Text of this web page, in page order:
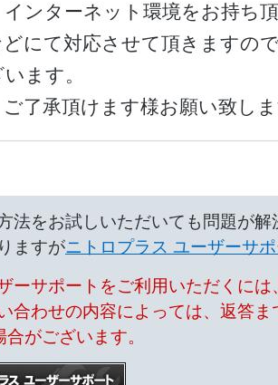
インターネット環境をお持ち
にて対応させて頂きますの
ます。
了承頂けます様お願い致し
法をお試しいただいても問題が解
ますがニトロプラス ユーザーサ
ーサポートをご利用いただくに
合わせの内容によっては、返答
合がございます。